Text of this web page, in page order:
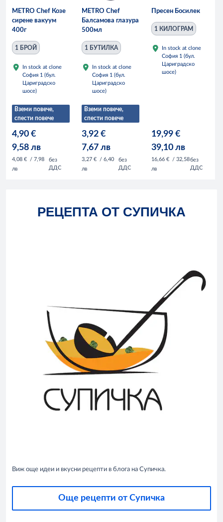
METRO Chef Козе
сирене вакуум
400г
1 БРОЙ
In stock at clone
София 1 (бул.
Цариградско
шосе)
Вземи повече,
спести повече
4,90 €
9,58 лв
4,08 € / 7,98
лв
без
ДДС
METRO Chef
Балсамова глазура
500мл
1 БУТИЛКА
In stock at clone
София 1 (бул.
Цариградско
шосе)
Вземи повече,
спести повече
3,92 €
7,67 лв
3,27 € / 6,40
лв
без
ДДС
Пресен Босилек
1 КИЛОГРАМ
In stock at clone
София 1 (бул.
Цариградско
шосе)
19,99 €
39,10 лв
16,66 € / 32,58
лв
без
ДДС
РЕЦЕПТА ОТ СУПИЧКА
Виж още идеи и вкусни рецепти в блога на Супичка.
Още рецепти от Супичка